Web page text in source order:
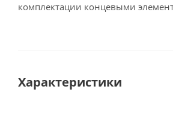
комплектации концевыми
Характеристики